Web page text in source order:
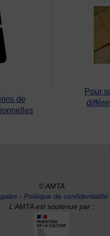
de
Pour
© AMTA
- Politique de confidentialité
L'AMTA est soutenue par :